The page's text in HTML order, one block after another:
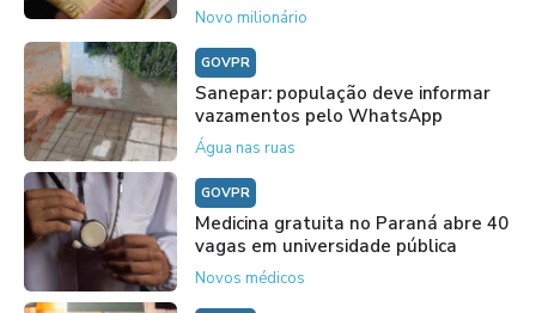
Novo milionário
GOVPR
Sanepar: população deve informar
vazamentos pelo WhatsApp
Água nas ruas
GOVPR
Medicina gratuita no Paraná abre 40
vagas em universidade pública
Novos médicos